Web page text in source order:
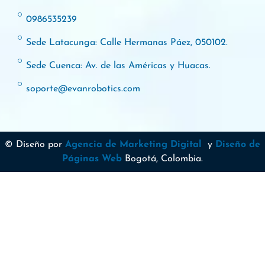
0986535239
Sede Latacunga: Calle Hermanas Páez, 050102.
Sede Cuenca: Av. de las Américas y Huacas.
soporte@evanrobotics.com
© Diseño por Agencia de Marketing Digital y Diseño de
Páginas Web Bogotá, Colombia.